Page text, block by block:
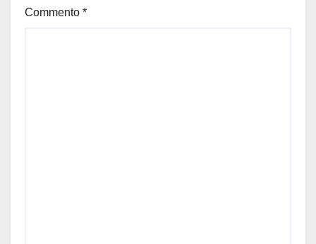
Commento *